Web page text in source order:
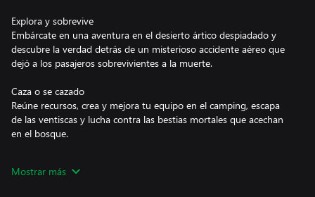
Explora y sobrevive
Embárcate en una aventura en el desierto ártico despiadado y
descubre la verdad detrás de un misterioso accidente aéreo que
dejó a los pasajeros sobrevivientes a la muerte.
Caza o se cazado
Reúne recursos, crea y mejora tu equipo en el camping, escapa
de las ventiscas y lucha contra las bestias mortales que acechan
en el bosque.
Encuentra anomalías sobrenaturales, laboratorios extraños e
Mostrar más